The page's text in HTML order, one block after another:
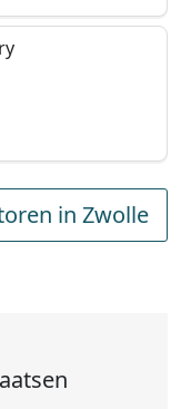
in Zwolle